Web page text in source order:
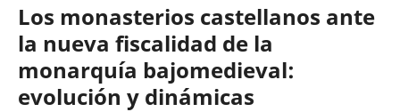
Los monasterios castellanos ante
la nueva fiscalidad de la
monarquía bajomedieval:
evolución y dinámicas